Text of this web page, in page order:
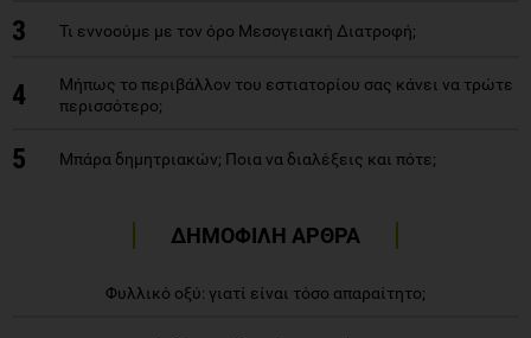
3 Τι εννοούμε με τον όρο Μεσογειακή Διατροφή;
4
Μήπως το περιβάλλον του εστιατορίου σας κάνει να τρώτε
περισσότερο;
5 Μπάρα δημητριακών; Ποια να διαλέξεις και πότε;
ΔΗΜΟΦΙΛΗ ΑΡΘΡΑ
Φυλλικό οξύ: γιατί είναι τόσο απαραίτητο;